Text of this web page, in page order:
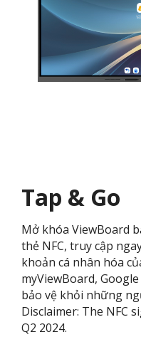
Tap & Go
Mở khóa ViewBoard
thẻ NFC, truy cập
khoản cá nhân hóa
myViewBoard,
bảo vệ khỏi những
Disclaimer: The NFC
Q2 2024.